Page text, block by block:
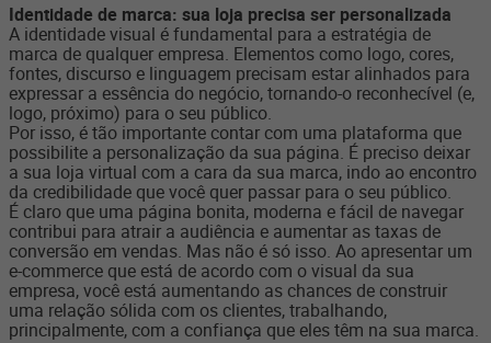
Identidade de marca: sua loja precisa ser personalizada
A identidade visual é fundamental para a estratégia de
marca de qualquer empresa. Elementos como logo, cores,
fontes, discurso e linguagem precisam estar alinhados para
expressar a essência do negócio, tornando-o reconhecível (e,
logo, próximo) para o seu público.
Por isso, é tão importante contar com uma plataforma que
possibilite a personalização da sua página. É preciso deixar
a sua loja virtual com a cara da sua marca, indo ao encontro
da credibilidade que você quer passar para o seu público.
É claro que uma página bonita, moderna e fácil de navegar
contribui para atrair a audiência e aumentar as taxas de
conversão em vendas. Mas não é só isso. Ao apresentar um
e-commerce que está de acordo com o visual da sua
empresa, você está aumentando as chances de construir
uma relação sólida com os clientes, trabalhando,
principalmente, com a confiança que eles têm na sua marca.